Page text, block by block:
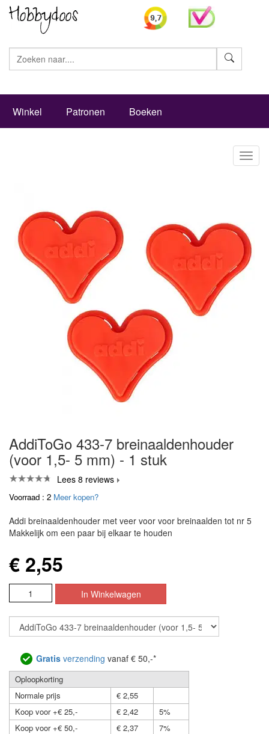
Winkel Patronen Boeken
AddiToGo 433-7 breinaaldenhouder
(voor 1,5- 5 mm) - 1 stuk
Lees 8 reviews
Voorraad : 2 Meer kopen?
Addi breinaaldenhouder met veer voor voor breinaalden tot nr 5
Makkelijk om een paar bij elkaar te houden
€ 2,55
Gratis verzending vanaf € 50,-*
Oploopkorting
Normale prijs
€ 2,55
Koop voor +€ 25,-
€ 2,42
5%
Koop voor +€ 50,-
€ 2,37
7%